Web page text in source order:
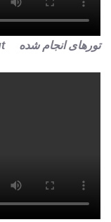
تورهای انجام شده The tours carried out